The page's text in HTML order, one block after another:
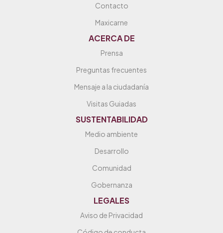
Contacto
Maxicarne
ACERCA DE
Prensa
Preguntas frecuentes
Mensaje a la ciudadanía
Visitas Guiadas
SUSTENTABILIDAD
Medio ambiente
Desarrollo
Comunidad
Gobernanza
LEGALES
Aviso de Privacidad